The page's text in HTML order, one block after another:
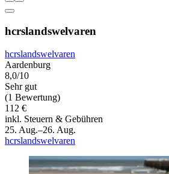
hcrslandswelvaren
hcrslandswelvaren
Aardenburg
8,0/10
Sehr gut
(1 Bewertung)
112 €
inkl. Steuern & Gebühren
25. Aug.–26. Aug.
hcrslandswelvaren